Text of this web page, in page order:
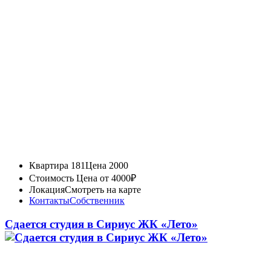
Квартира 181Цена 2000
Стоимость Цена от 4000₽
ЛокацияСмотреть на карте
КонтактыСобственник
Сдается студия в Сириус ЖК «Лето»